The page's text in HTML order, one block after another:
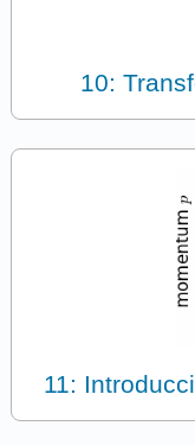
10:
11: